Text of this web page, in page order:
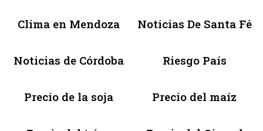
Clima en Mendoza Noticias De Santa Fé
Noticias de Córdoba Riesgo País
Precio de la soja Precio del maíz